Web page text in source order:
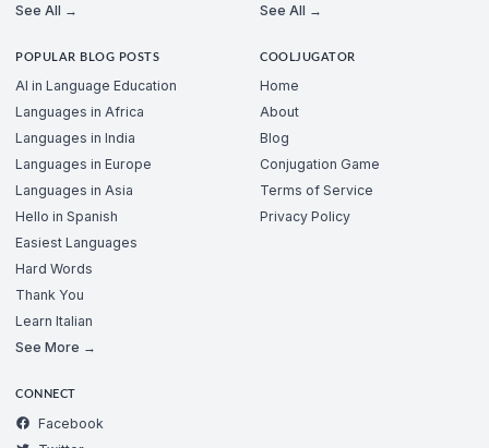
See All →
See All →
POPULAR BLOG POSTS
AI in Language Education
Languages in Africa
Languages in India
Languages in Europe
Languages in Asia
Hello in Spanish
Easiest Languages
Hard Words
Thank You
Learn Italian
See More →
COOLJUGATOR
Home
About
Blog
Conjugation Game
Terms of Service
Privacy Policy
CONNECT
Facebook